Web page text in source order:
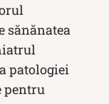
sănănatea
patologiei
pentru